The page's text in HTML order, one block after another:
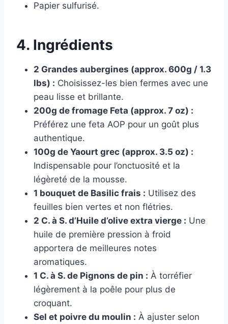
Papier sulfurisé.
4. Ingrédients
2 Grandes aubergines (approx. 600g / 1.3
lbs) : Choisissez-les bien fermes avec une
peau lisse et brillante.
200g de fromage Feta (approx. 7 oz) :
Préférez une feta AOP pour un goût plus
authentique.
100g de Yaourt grec (approx. 3.5 oz) :
Indispensable pour l’onctuosité et la
légèreté de la mousse.
1 bouquet de Basilic frais : Utilisez des
feuilles bien vertes et non flétries.
2 C. à S. d’Huile d’olive extra vierge : Une
huile de première pression à froid
apportera de meilleures notes
aromatiques.
1 C. à S. de Pignons de pin : À torréfier
légèrement à la poêle pour plus de
croquant.
Sel et poivre du moulin : À ajuster selon